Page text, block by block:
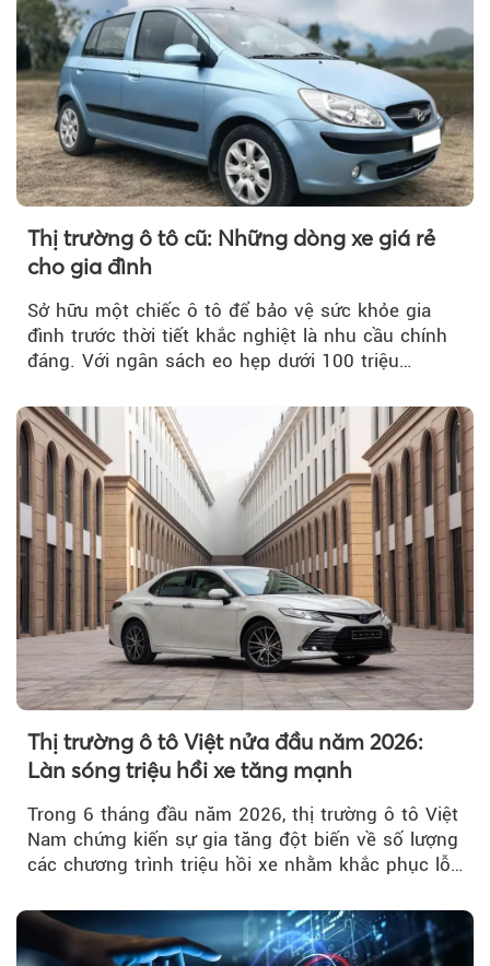
Thị trường ô tô cũ: Những dòng xe giá rẻ
cho gia đình
Sở hữu một chiếc ô tô để bảo vệ sức khỏe gia
đình trước thời tiết khắc nghiệt là nhu cầu chính
đáng. Với ngân sách eo hẹp dưới 100 triệu
Thị trường ô tô Việt nửa đầu năm 2026:
Làn sóng triệu hồi xe tăng mạnh
Trong 6 tháng đầu năm 2026, thị trường ô tô Việt
Nam chứng kiến sự gia tăng đột biến về số lượng
các chương trình triệu hồi xe nhằm khắc phục lỗi